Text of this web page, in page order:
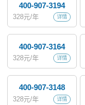
400-907-3194
详情
328元/年
400-907-3164
详情
328元/年
400-907-3148
详情
328元/年